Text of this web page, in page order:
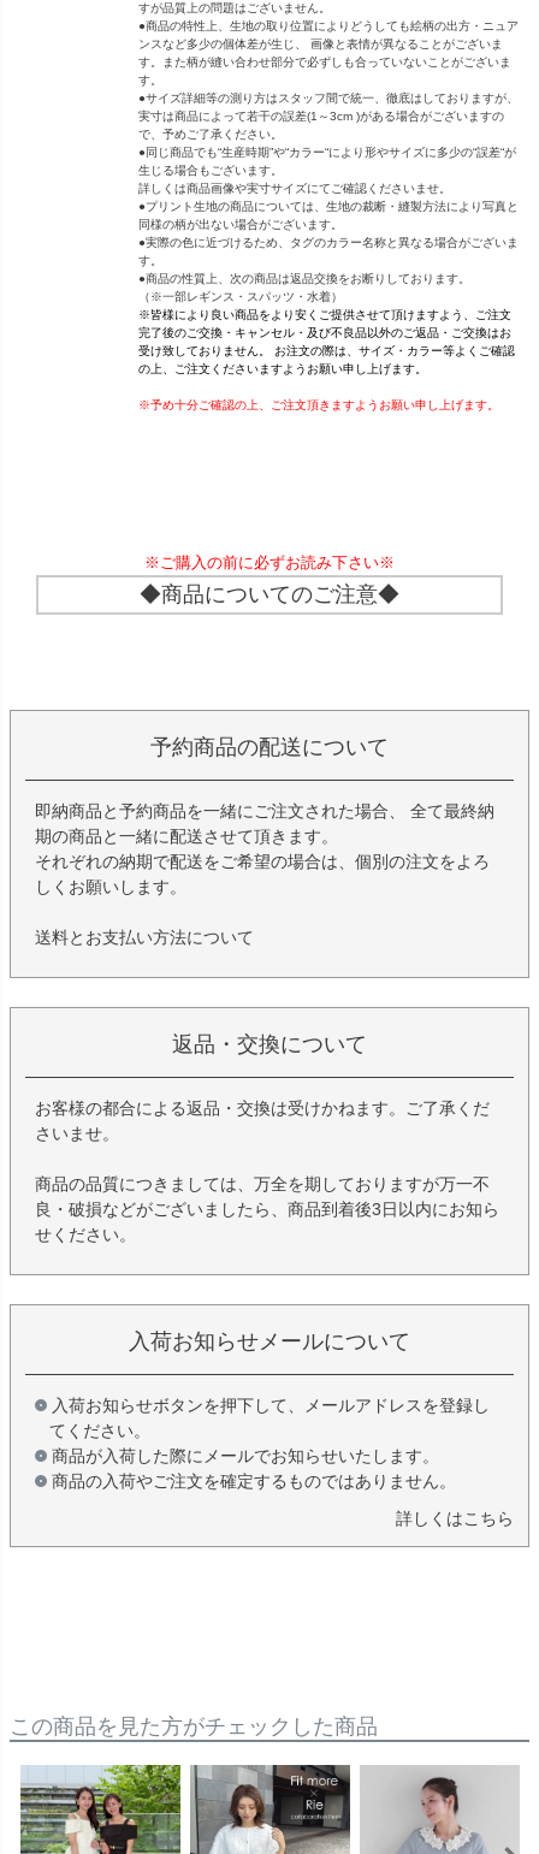
すが品質上の問題はございません。
●商品の特性上、生地の取り位置によりどうしても絵柄の出方・ニュア
ンスなど多少の個体差が生じ、 画像と表情が異なることがございま
す。また柄が縫い合わせ部分で必ずしも合っていないことがございま
す。
●サイズ詳細等の測り方はスタッフ間で統一、徹底はしておりますが、
実寸は商品によって若干の誤差(1～3cm )がある場合がございますの
で、予めご了承ください。
●同じ商品でも“生産時期”や“カラー“により形やサイズに多少の“誤差“が
生じる場合もございます。
詳しくは商品画像や実寸サイズにてご確認くださいませ。
●プリント生地の商品については、生地の裁断・縫製方法により写真と
同様の柄が出ない場合がございます。
●実際の色に近づけるため、タグのカラー名称と異なる場合がございま
す。
●商品の性質上、次の商品は返品交換をお断りしております。
（※一部レギンス・スパッツ・水着）
※皆様により良い商品をより安くご提供させて頂けますよう、ご注文
完了後のご交換・キャンセル・及び不良品以外のご返品・ご交換はお
受け致しておりません。 お注文の際は、サイズ・カラー等よくご確認
の上、ご注文くださいますようお願い申し上げます。
※予め十分ご確認の上、ご注文頂きますようお願い申し上げます。
※ご購入の前に必ずお読み下さい※
◆商品についてのご注意◆
予約商品の配送について
即納商品と予約商品を一緒にご注文された場合、 全て最終納
期の商品と一緒に配送させて頂きます。
それぞれの納期で配送をご希望の場合は、個別の注文をよろ
しくお願いします。
送料とお支払い方法について
返品・交換について
お客様の都合による返品・交換は受けかねます。ご了承くだ
さいませ。
商品の品質につきましては、万全を期しておりますが万一不
良・破損などがございましたら、商品到着後3日以内にお知ら
せください。
入荷お知らせメールについて
入荷お知らせボタンを押下して、メールアドレスを登録し
てください。
商品が入荷した際にメールでお知らせいたします。
商品の入荷やご注文を確定するものではありません。
詳しくはこちら
この商品を見た方がチェックした商品